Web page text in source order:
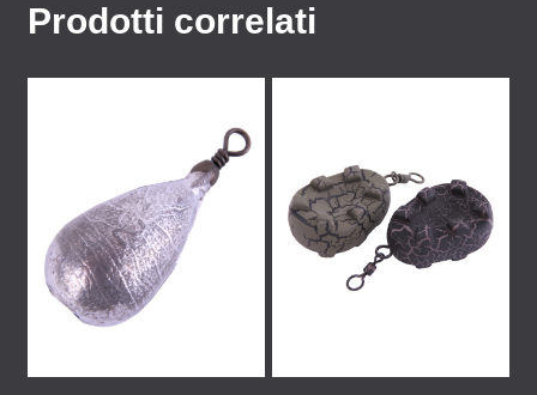
Prodotti correlati